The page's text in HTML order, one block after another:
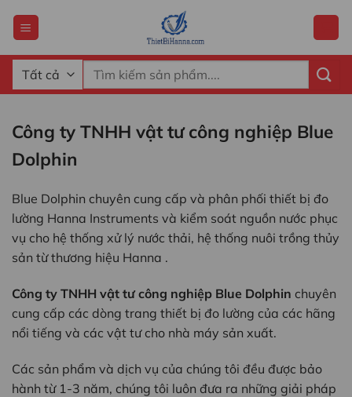
đến
dung
Tìm
kiếm:
Công ty TNHH vật tư công nghiệp Blue
Dolphin
Blue Dolphin chuyên cung cấp và phân phối thiết bị đo
lường Hanna Instruments và kiểm soát nguồn nước phục
vụ cho hệ thống xử lý nước thải, hệ thống nuôi trồng thủy
sản từ thương hiệu Hanna .
Công ty TNHH vật tư công nghiệp Blue Dolphin chuyên
cung cấp các dòng trang thiết bị đo lường của các hãng
nổi tiếng và các vật tư cho nhà máy sản xuất.
Các sản phẩm và dịch vụ của chúng tôi đều được bảo
hành từ 1-3 năm, chúng tôi luôn đưa ra những giải pháp